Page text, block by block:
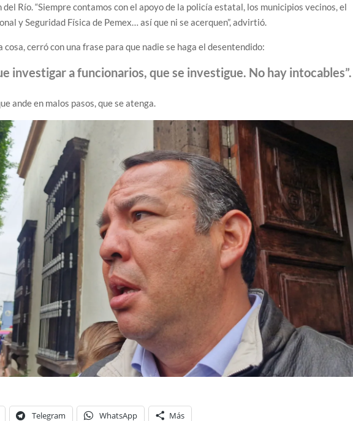
del Río. “Siempre contamos con el apoyo de la policía estatal, los municipios vecinos, el
y Seguridad Física de Pemex… así que ni se acerquen”, advirtió.
cosa, cerró con una frase para que nadie se haga el desentendido:
investigar a funcionarios, que se investigue. No hay intocables”.
ande en malos pasos, que se atenga.
Telegram WhatsApp Más